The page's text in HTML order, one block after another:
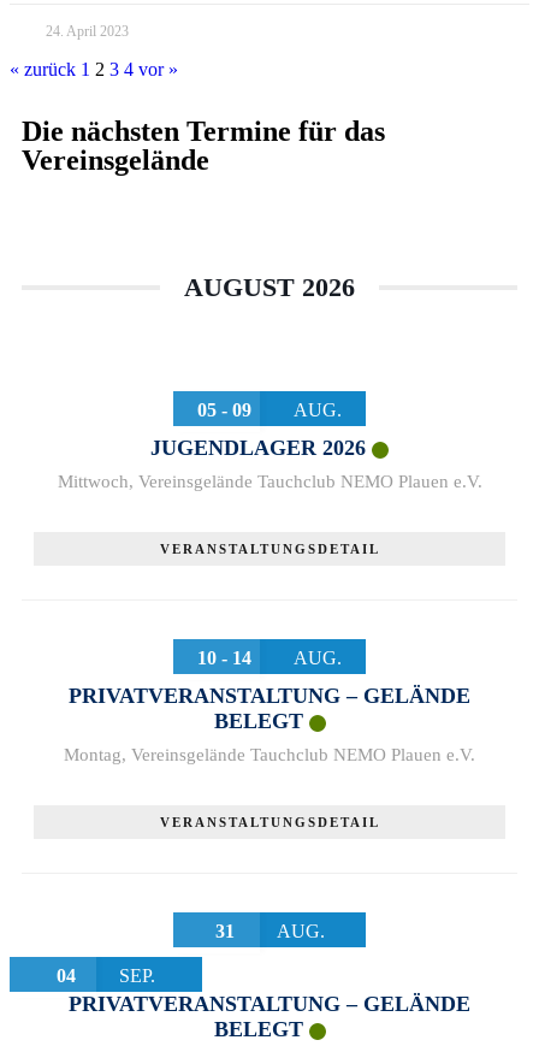
24. April 2023
« zurück 1 2 3 4 vor »
Die nächsten Termine für das
Vereinsgelände
AUGUST 2026
05 - 09 AUG.
JUGENDLAGER 2026
Mittwoch, Vereinsgelände Tauchclub NEMO Plauen e.V.
VERANSTALTUNGSDETAIL
10 - 14 AUG.
PRIVATVERANSTALTUNG – GELÄNDE
BELEGT
Montag, Vereinsgelände Tauchclub NEMO Plauen e.V.
VERANSTALTUNGSDETAIL
31 AUG.
04 SEP.
PRIVATVERANSTALTUNG – GELÄNDE
BELEGT